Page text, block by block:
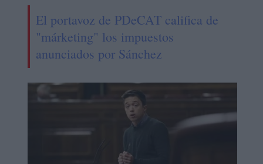
El portavoz de PDeCAT califica de
"márketing" los impuestos
anunciados por Sánchez